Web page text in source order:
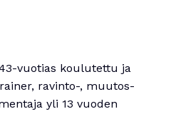
vuotias koulutettu ja
ravinto-, muutos-
yli 13 vuoden